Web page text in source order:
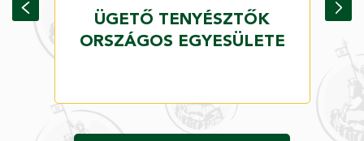
ÜGETŐ TENYÉSZTŐK
ORSZÁGOS EGYESÜLETE